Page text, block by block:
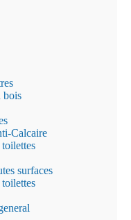
bois
Calcaire
toilettes
surfaces
toilettes